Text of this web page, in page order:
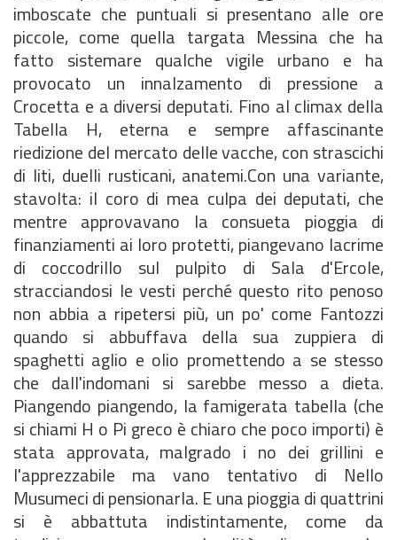
imboscate che puntuali si presentano alle ore
piccole, come quella targata Messina che ha
fatto sistemare qualche vigile urbano e ha
provocato un innalzamento di pressione a
Crocetta e a diversi deputati. Fino al climax della
Tabella H, eterna e sempre affascinante
riedizione del mercato delle vacche, con strascichi
di liti, duelli rusticani, anatemi.Con una variante,
stavolta: il coro di mea culpa dei deputati, che
mentre approvavano la consueta pioggia di
finanziamenti ai loro protetti, piangevano lacrime
di coccodrillo sul pulpito di Sala d'Ercole,
stracciandosi le vesti perché questo rito penoso
non abbia a ripetersi più, un po' come Fantozzi
quando si abbuffava della sua zuppiera di
spaghetti aglio e olio promettendo a se stesso
che dall'indomani si sarebbe messo a dieta.
Piangendo piangendo, la famigerata tabella (che
si chiami H o Pi greco è chiaro che poco importi) è
stata approvata, malgrado i no dei grillini e
l'apprezzabile ma vano tentativo di Nello
Musumeci di pensionarla. E una pioggia di quattrini
si è abbattuta indistintamente, come da